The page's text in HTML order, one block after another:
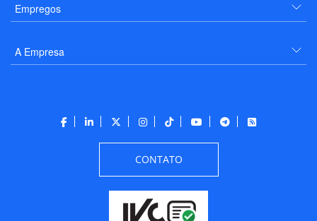
Empregos
A Empresa
CONTATO